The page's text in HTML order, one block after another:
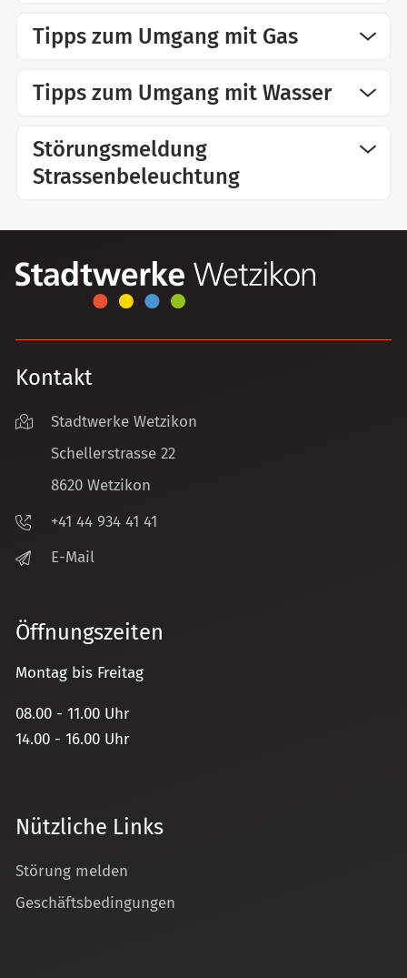
Tipps zum Umgang mit Gas
Tipps zum Umgang mit Wasser
Störungsmeldung
Strassenbeleuchtung
Kontakt
Stadtwerke Wetzikon
Schellerstrasse 22
8620 Wetzikon
+41 44 934 41 41
E-Mail
Öffnungszeiten
Montag bis Freitag
08.00 - 11.00 Uhr
14.00 - 16.00 Uhr
Nützliche Links
Störung melden
Geschäftsbedingungen